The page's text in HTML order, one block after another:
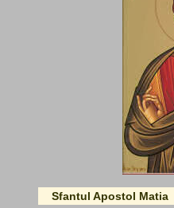
Sfantul Apostol Matia